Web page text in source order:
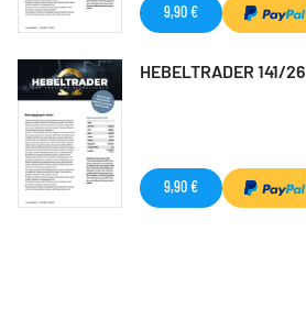
9,90 €
HEBELTRADER 141/26
9,90 €